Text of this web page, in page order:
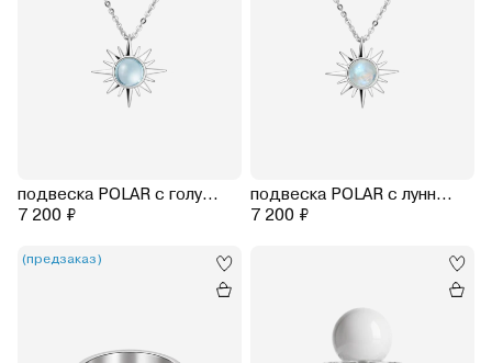
подвеска POLAR с голубым топазом на цепочке 40-45 см (родирование)
7 200 ₽
подвеска POLAR с лунным камнем на цепочке 40-45 см (родирование)
7 200 ₽
(предзаказ)